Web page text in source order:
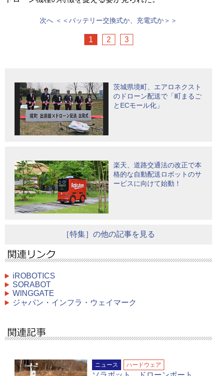
次へ ＜＜バッテリー交換式か、充電式か＞＞
1 2 3
茨城県境町、エアロネクスト
のドローン配送で「町まるご
とECモール化」
楽天、道路交通法の改正で本
格的な自動配送ロボットのサ
ービスに向けて始動！
［特集］の他の記事を見る
iROBOTICS
SORABOT
WINGGATE
ジャパン・インフラ・ウェイマーク
ニュース ハードウェア